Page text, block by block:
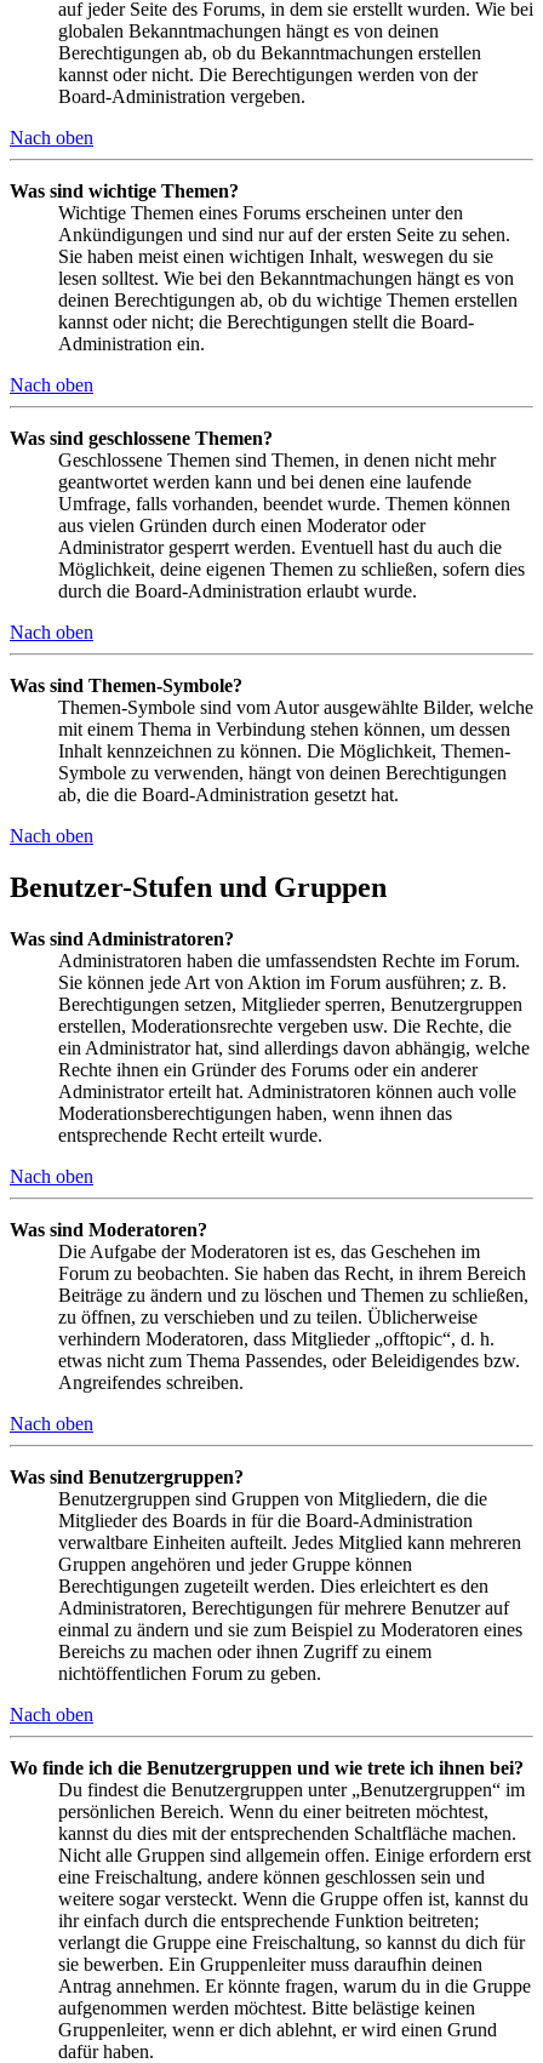
auf jeder Seite des Forums, in dem sie erstellt wurden. Wie bei
globalen Bekanntmachungen hängt es von deinen
Berechtigungen ab, ob du Bekanntmachungen erstellen
kannst oder nicht. Die Berechtigungen werden von der
Board-Administration vergeben.
Nach oben
Was sind wichtige Themen?
Wichtige Themen eines Forums erscheinen unter den
Ankündigungen und sind nur auf der ersten Seite zu sehen.
Sie haben meist einen wichtigen Inhalt, weswegen du sie
lesen solltest. Wie bei den Bekanntmachungen hängt es von
deinen Berechtigungen ab, ob du wichtige Themen erstellen
kannst oder nicht; die Berechtigungen stellt die Board-
Administration ein.
Nach oben
Was sind geschlossene Themen?
Geschlossene Themen sind Themen, in denen nicht mehr
geantwortet werden kann und bei denen eine laufende
Umfrage, falls vorhanden, beendet wurde. Themen können
aus vielen Gründen durch einen Moderator oder
Administrator gesperrt werden. Eventuell hast du auch die
Möglichkeit, deine eigenen Themen zu schließen, sofern dies
durch die Board-Administration erlaubt wurde.
Nach oben
Was sind Themen-Symbole?
Themen-Symbole sind vom Autor ausgewählte Bilder, welche
mit einem Thema in Verbindung stehen können, um dessen
Inhalt kennzeichnen zu können. Die Möglichkeit, Themen-
Symbole zu verwenden, hängt von deinen Berechtigungen
ab, die die Board-Administration gesetzt hat.
Nach oben
Benutzer-Stufen und Gruppen
Was sind Administratoren?
Administratoren haben die umfassendsten Rechte im Forum.
Sie können jede Art von Aktion im Forum ausführen; z. B.
Berechtigungen setzen, Mitglieder sperren, Benutzergruppen
erstellen, Moderationsrechte vergeben usw. Die Rechte, die
ein Administrator hat, sind allerdings davon abhängig, welche
Rechte ihnen ein Gründer des Forums oder ein anderer
Administrator erteilt hat. Administratoren können auch volle
Moderationsberechtigungen haben, wenn ihnen das
entsprechende Recht erteilt wurde.
Nach oben
Was sind Moderatoren?
Die Aufgabe der Moderatoren ist es, das Geschehen im
Forum zu beobachten. Sie haben das Recht, in ihrem Bereich
Beiträge zu ändern und zu löschen und Themen zu schließen,
zu öffnen, zu verschieben und zu teilen. Üblicherweise
verhindern Moderatoren, dass Mitglieder „offtopic“, d. h.
etwas nicht zum Thema Passendes, oder Beleidigendes bzw.
Angreifendes schreiben.
Nach oben
Was sind Benutzergruppen?
Benutzergruppen sind Gruppen von Mitgliedern, die die
Mitglieder des Boards in für die Board-Administration
verwaltbare Einheiten aufteilt. Jedes Mitglied kann mehreren
Gruppen angehören und jeder Gruppe können
Berechtigungen zugeteilt werden. Dies erleichtert es den
Administratoren, Berechtigungen für mehrere Benutzer auf
einmal zu ändern und sie zum Beispiel zu Moderatoren eines
Bereichs zu machen oder ihnen Zugriff zu einem
nichtöffentlichen Forum zu geben.
Nach oben
Wo finde ich die Benutzergruppen und wie trete ich ihnen bei?
Du findest die Benutzergruppen unter „Benutzergruppen“ im
persönlichen Bereich. Wenn du einer beitreten möchtest,
kannst du dies mit der entsprechenden Schaltfläche machen.
Nicht alle Gruppen sind allgemein offen. Einige erfordern erst
eine Freischaltung, andere können geschlossen sein und
weitere sogar versteckt. Wenn die Gruppe offen ist, kannst du
ihr einfach durch die entsprechende Funktion beitreten;
verlangt die Gruppe eine Freischaltung, so kannst du dich für
sie bewerben. Ein Gruppenleiter muss daraufhin deinen
Antrag annehmen. Er könnte fragen, warum du in die Gruppe
aufgenommen werden möchtest. Bitte belästige keinen
Gruppenleiter, wenn er dich ablehnt, er wird einen Grund
dafür haben.